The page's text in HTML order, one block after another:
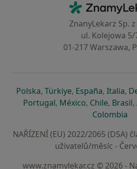
ZnanyLekarz Sp.
ul. Kolejowa 5/
01-217 Warszawa,
Polskase otevře v nové záložce
, Türkiyese otevře v nové
, Españase
, Italiase
,
Portugalse otevře v nové
, Méxicose otevře v
, Chilese
, Brasil,
Colombia
NAŘÍZENÍ (EU) 2022/2065 (DSA)
uživatelů/měsíc -
www.znamylekar.cz © 2026 -